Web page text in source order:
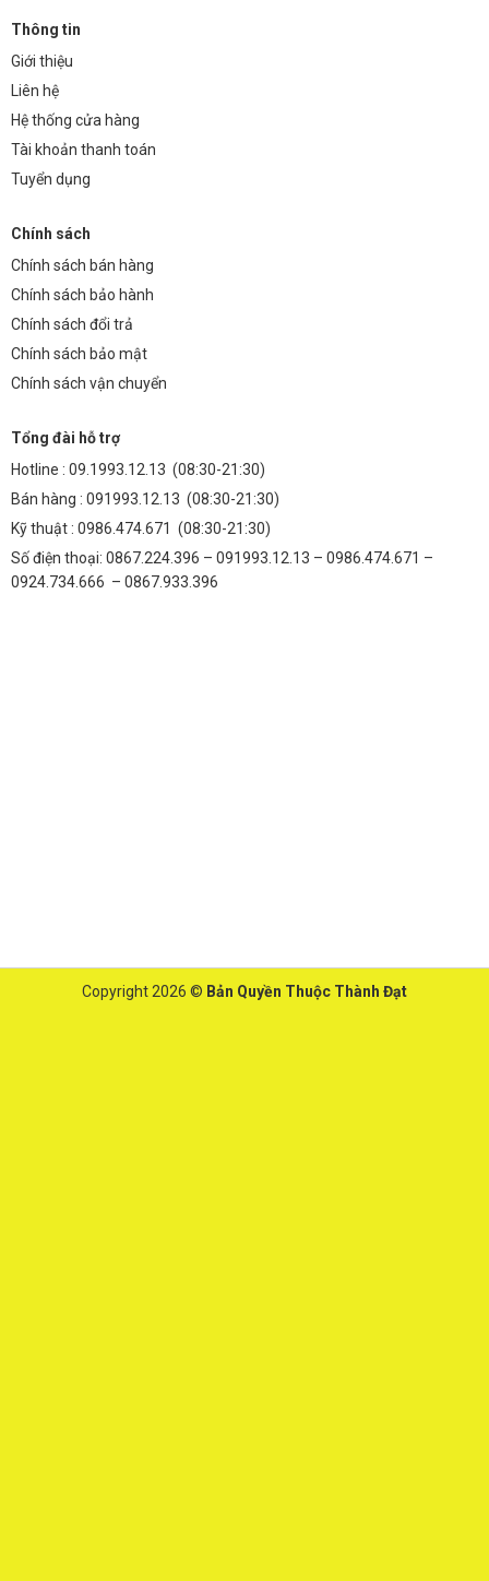
Thông tin
Giới thiệu
Liên hệ
Hệ thống cửa hàng
Tài khoản thanh toán
Tuyển dụng
Chính sách
Chính sách bán hàng
Chính sách bảo hành
Chính sách đổi trả
Chính sách bảo mật
Chính sách vận chuyển
Tổng đài hỗ trợ
Hotline : 09.1993.12.13 (08:30-21:30)
Bán hàng : 091993.12.13 (08:30-21:30)
Kỹ thuật : 0986.474.671 (08:30-21:30)
Số điện thoại: 0867.224.396 – 091993.12.13 – 0986.474.671 –
0924.734.666 – 0867.933.396
Copyright 2026 © Bản Quyền Thuộc Thành Đạt